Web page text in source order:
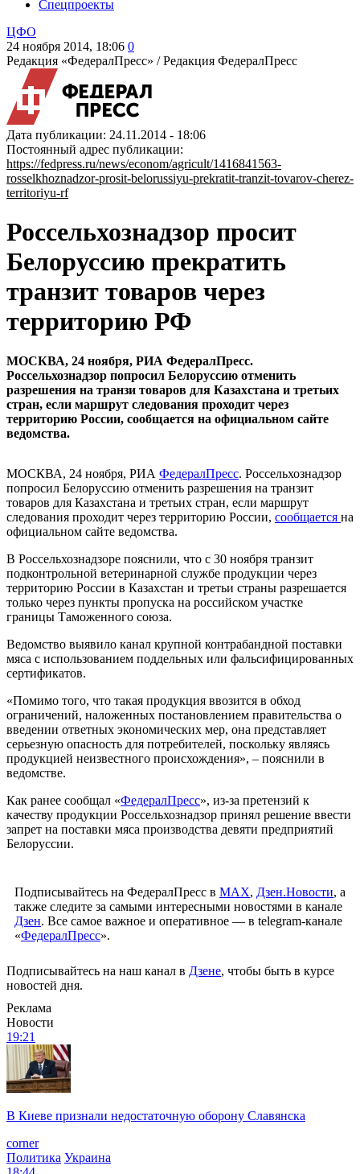
Спецпроекты
ЦФО
24 ноября 2014, 18:06 0
Редакция «ФедералПресс» /Редакция ФедералПресс
Дата публикации: 24.11.2014 - 18:06
Постоянный адрес публикации:
https://fedpress.ru/news/econom/agricult/1416841563-
rosselkhoznadzor-prosit-belorussiyu-prekratit-tranzit-tovarov-cherez-
territoriyu-rf
Россельхознадзор просит
Белоруссию прекратить
транзит товаров через
территорию РФ
МОСКВА, 24 ноября, РИА ФедералПресс.
Россельхознадзор попросил Белоруссию отменить
разрешения на транзи товаров для Казахстана и третьих
стран, если маршрут следования проходит через
территорию России, сообщается на официальном сайте
ведомства.
МОСКВА, 24 ноября, РИА ФедералПресс. Россельхознадзор
попросил Белоруссию отменить разрешения на транзит
товаров для Казахстана и третьих стран, если маршрут
следования проходит через территорию России, сообщается на
официальном сайте ведомства.
В Россельхознадзоре пояснили, что с 30 ноября транзит
подконтрольной ветеринарной службе продукции через
территорию России в Казахстан и третьи страны разрешается
только через пункты пропуска на российском участке
границы Таможенного союза.
Ведомство выявило канал крупной контрабандной поставки
мяса с использованием поддельных или фальсифицированных
сертификатов.
«Помимо того, что такая продукция ввозится в обход
ограничений, наложенных постановлением правительства о
введении ответных экономических мер, она представляет
серьезную опасность для потребителей, поскольку являясь
продукцией неизвестного происхождения», – пояснили в
ведомстве.
Как ранее сообщал «ФедералПресс», из-за претензий к
качеству продукции Россельхознадзор принял решение ввести
запрет на поставки мяса производства девяти предприятий
Белоруссии.
Подписывайтесь на ФедералПресс в МАХ, Дзен.Новости, а
также следите за самыми интересными новостями в канале
Дзен. Все самое важное и оперативное — в telegram-канале
«ФедералПресс».
Подписывайтесь на наш канал в Дзене, чтобы быть в курсе
новостей дня.
Реклама
Новости
19:21
В Киеве признали недостаточную оборону Славянска
corner
Политика Украина